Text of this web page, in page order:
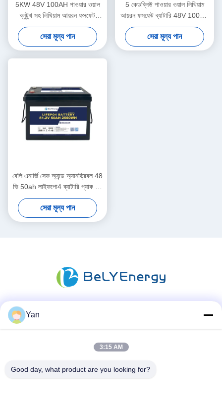
5KW 48V 100AH পাওয়ার ওয়াল
ব্লুটুথ সহ লিথিয়াম আয়রন ফসফেট
ব্যাটারি
সেরা মূল্য পান
5 কেডব্লিউ পাওয়ার ওয়াল লিথিয়াম
আয়রন ফসফেট ব্যাটারি 48V 100AH
আবাসিক শক্তি সঞ্চয় করার জন্য
সেরা মূল্য পান
বেলি এনার্জি সেফ অ্যান্ড অ্যানড্রিবল 48
ভি 50ah লাইফপো4 ব্যাটারি প্যাক ফর
কনজিউমার ইলেকট্রনিক্স ইভি
সেরা মূল্য পান
Yan
3:15 AM
Good day, what product are you looking for?